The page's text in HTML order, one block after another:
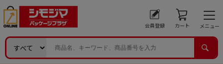
会員登録 カート メニュー